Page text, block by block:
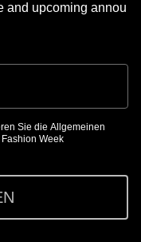
and upcoming annou
Sie die Allgemeinen
Week